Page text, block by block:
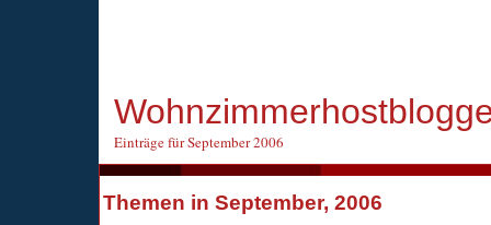
Einträge für September 2006
Themen in September, 2006